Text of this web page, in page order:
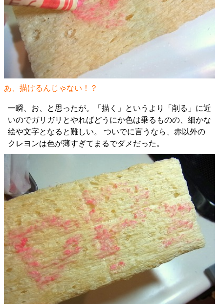
あ、描けるんじゃない！？
一瞬、お、と思ったが。「描く」というより「削る」に近
いのでガリガリとやればどうにか色は乗るものの、細かな
絵や文字となると難しい。 ついでに言うなら、赤以外の
クレヨンは色が薄すぎてまるでダメだった。